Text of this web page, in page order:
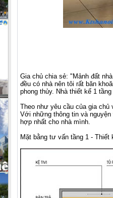
Gia chủ chia sẻ: "Mảnh đất
đều có nhà nên tôi rất băn
phong thủy. Nhà thiết kế 1
Theo như yêu cầu của gia chủ
Với những thông tin và
hợp nhất cho nhà mình.
Mặt bằng tư vấn tầng 1 - Thiết